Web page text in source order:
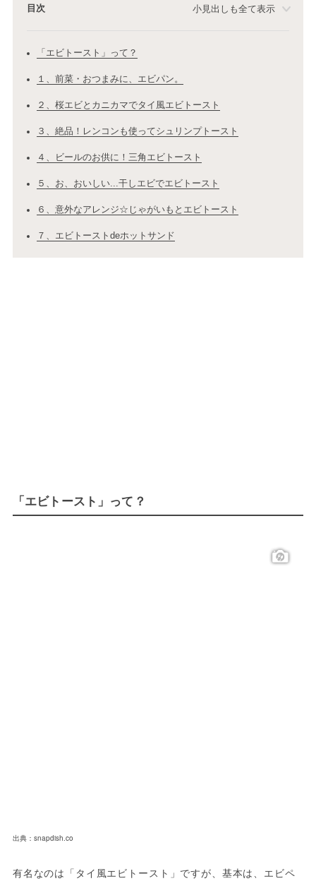
目次 小見出しも全て表示
「エビトースト」って？
１、前菜・おつまみに、エビパン。
２、桜エビとカニカマでタイ風エビトースト
３、絶品！レンコンも使ってシュリンプトースト
４、ビールのお供に！三角エビトースト
５、お、おいしい...干しエビでエビトースト
６、意外なアレンジ☆じゃがいもとエビトースト
７、エビトーストdeホットサンド
「エビトースト」って？
出典：snapdish.co
有名なのは「タイ風エビトースト」ですが、基本は、エビペ